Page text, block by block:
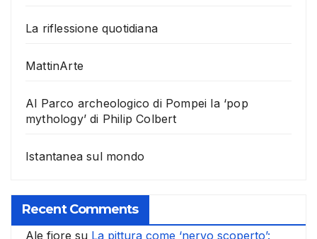
La riflessione quotidiana
MattinArte
Al Parco archeologico di Pompei la ‘pop
mythology’ di Philip Colbert
Istantanea sul mondo
Recent Comments
Ale fiore su La pittura come ‘nervo scoperto’: